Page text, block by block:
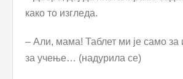
како то изгледа.
– Али, мама! Таблет ми је само за
за учење… (надурила се)